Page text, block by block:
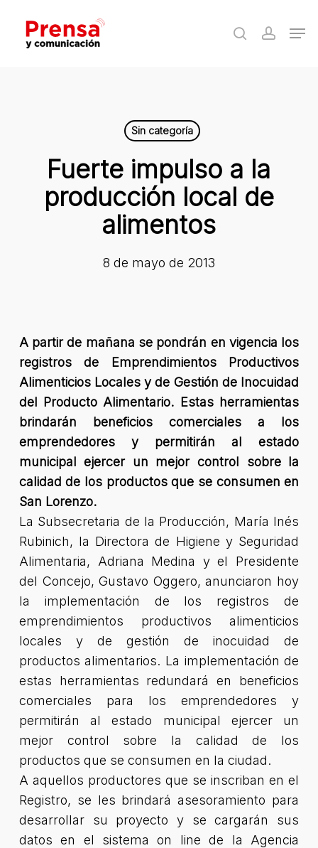
main
search
Sin categoría
Fuerte impulso a la
producción local de
alimentos
8 de mayo de 2013
A partir de mañana se pondrán en vigencia los
registros de Emprendimientos Productivos
Alimenticios Locales y de Gestión de Inocuidad
del Producto Alimentario. Estas herramientas
brindarán beneficios comerciales a los
emprendedores y permitirán al estado
municipal ejercer un mejor control sobre la
calidad de los productos que se consumen en
San Lorenzo.
La Subsecretaria de la Producción, María Inés
Rubinich, la Directora de Higiene y Seguridad
Alimentaria, Adriana Medina y el Presidente
del Concejo, Gustavo Oggero, anunciaron hoy
la implementación de los registros de
emprendimientos productivos alimenticios
locales y de gestión de inocuidad de
productos alimentarios. La implementación de
estas herramientas redundará en beneficios
comerciales para los emprendedores y
permitirán al estado municipal ejercer un
mejor control sobre la calidad de los
productos que se consumen en la ciudad.
A aquellos productores que se inscriban en el
Registro, se les brindará asesoramiento para
desarrollar su proyecto y se cargarán sus
datos en el sistema on line de la Agencia